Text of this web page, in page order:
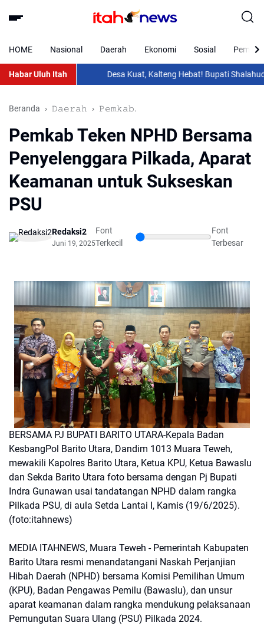
HOME Nasional Daerah Ekonomi Sosial
Habar Uluh Itah Desa Kuat, Kalteng Hebat! Bupati Shalahuddin
Beranda 𝙳𝚊𝚎𝚛𝚊𝚑 𝙿𝚎𝚖𝚔𝚊𝚋.
Pemkab Teken NPHD Bersama
Penyelenggara Pilkada, Aparat
Keamanan untuk Sukseskan
PSU
Redaksi2
Juni 19, 2025
Font
Terkecil
Font
Terbesar
BERSAMA PJ BUPATI BARITO UTARA-Kepala Badan
KesbangPol Barito Utara, Dandim 1013 Muara Teweh,
mewakili Kapolres Barito Utara, Ketua KPU, Ketua Bawaslu
dan Sekda Barito Utara foto bersama dengan Pj Bupati
Indra Gunawan usai tandatangan NPHD dalam rangka
Pilkada PSU, di aula Setda Lantai I, Kamis (19/6/2025).
(foto:itahnews)
MEDIA ITAHNEWS, Muara Teweh - Pemerintah Kabupaten
Barito Utara resmi menandatangani Naskah Perjanjian
Hibah Daerah (NPHD) bersama Komisi Pemilihan Umum
(KPU), Badan Pengawas Pemilu (Bawaslu), dan unsur
aparat keamanan dalam rangka mendukung pelaksanaan
Pemungutan Suara Ulang (PSU) Pilkada 2024.